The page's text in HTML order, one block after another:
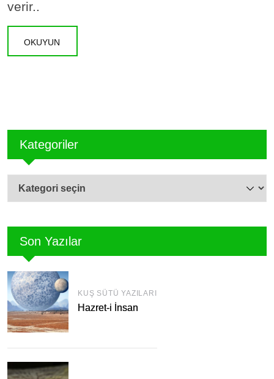
Kategoriler
Kategoriler
Son Yazılar
KUŞ SÜTÜ YAZILARI
Hazret-i İnsan
verir..
OKUYUN